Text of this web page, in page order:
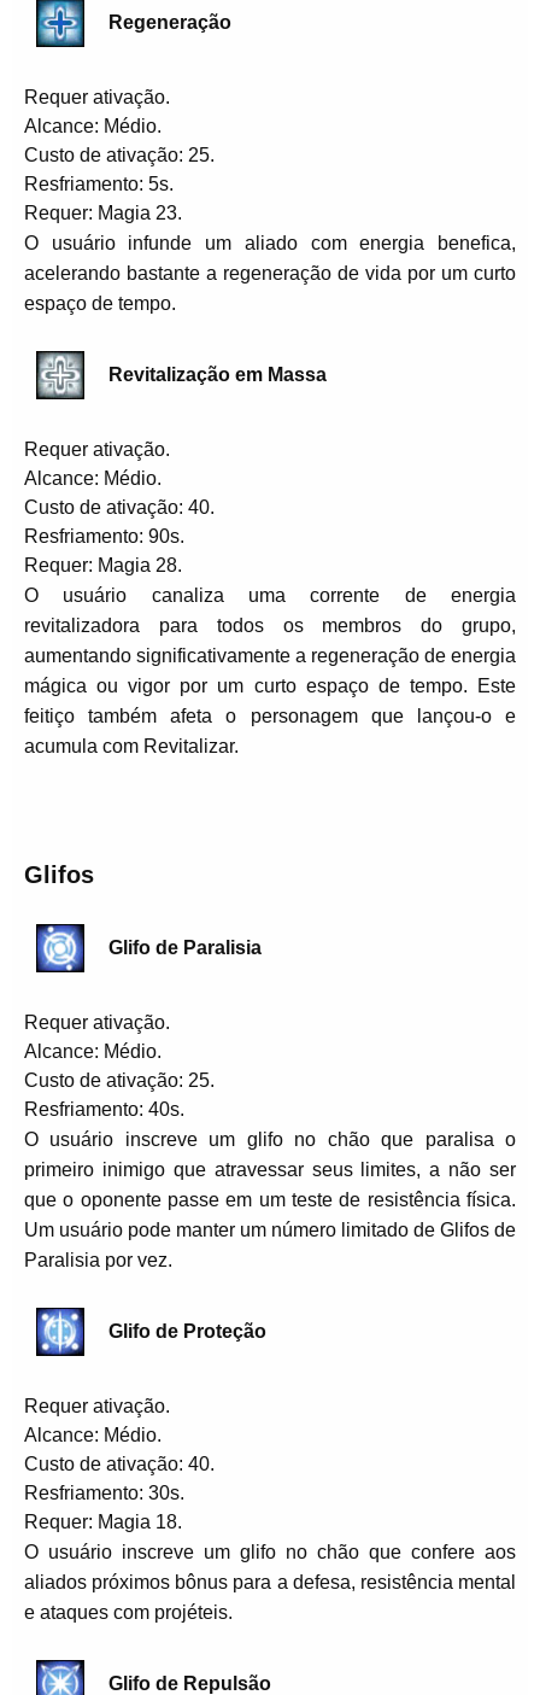
Regeneração
Requer ativação.
Alcance: Médio.
Custo de ativação: 25.
Resfriamento: 5s.
Requer: Magia 23.
O usuário infunde um aliado com energia benefica,
acelerando bastante a regeneração de vida por um curto
espaço de tempo.
Revitalização em Massa
Requer ativação.
Alcance: Médio.
Custo de ativação: 40.
Resfriamento: 90s.
Requer: Magia 28.
O usuário canaliza uma corrente de energia
revitalizadora para todos os membros do grupo,
aumentando significativamente a regeneração de energia
mágica ou vigor por um curto espaço de tempo. Este
feitiço também afeta o personagem que lançou-o e
acumula com Revitalizar.
Glifos
Glifo de Paralisia
Requer ativação.
Alcance: Médio.
Custo de ativação: 25.
Resfriamento: 40s.
O usuário inscreve um glifo no chão que paralisa o
primeiro inimigo que atravessar seus limites, a não ser
que o oponente passe em um teste de resistência física.
Um usuário pode manter um número limitado de Glifos de
Paralisia por vez.
Glifo de Proteção
Requer ativação.
Alcance: Médio.
Custo de ativação: 40.
Resfriamento: 30s.
Requer: Magia 18.
O usuário inscreve um glifo no chão que confere aos
aliados próximos bônus para a defesa, resistência mental
e ataques com projéteis.
Glifo de Repulsão